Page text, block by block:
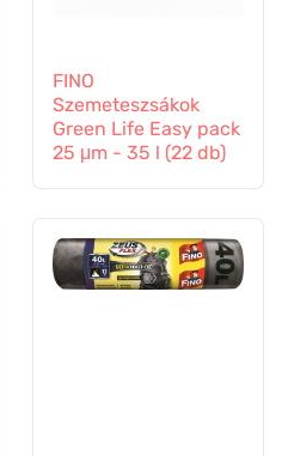
FINO
Szemeteszsákok
Green Life Easy pack
25 μm - 35 l (22 db)